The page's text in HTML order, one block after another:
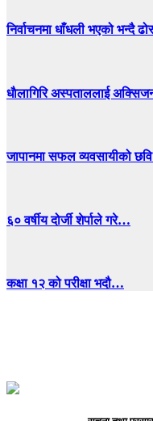
निर्वाचनमा धाँधली भएको भन्दै
धाैलागिरि अस्पताललाई
जापानमा सफल व्यवसायीको
६० वर्षीय दोर्जी शेर्पाले गरे…
कक्षा १२ को परीक्षा भदौ…